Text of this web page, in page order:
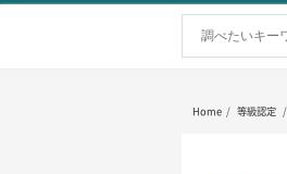
ホーム
Home / 等級認定 /